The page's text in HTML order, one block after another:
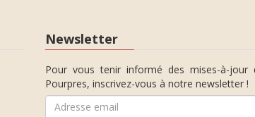
Newsletter
Pour vous tenir informé des mises-à-jour
Pourpres, inscrivez-vous à notre newsletter !